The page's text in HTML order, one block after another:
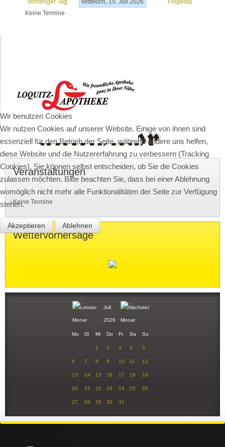
Vorheriger Tag Mittwoch, 15. Juli 2026
Folgetag
Keine Termine
Veranstaltungen
Keine Termine
Wettervorhersage
Juli
2026
Mo Di Mi Do Fr Sa So
1 2 3 4 5
6 7 8 9 10 11 12
13 14 15 16 17 18 19
20 21 22 23 24 25 26
27 28 29 30 31
Wir benutzen Cookies
Wir nutzen Cookies auf unserer Website. Einige von ihnen sind
essenziell für den Betrieb der Seite, während andere uns helfen,
diese Website und die Nutzererfahrung zu verbessern (Tracking
Cookies). Sie können selbst entscheiden, ob Sie die Cookies
zulassen möchten. Bitte beachten Sie, dass bei einer Ablehnung
womöglich nicht mehr alle Funktionalitäten der Seite zur Verfügung
stehen.
Akzeptieren Ablehnen